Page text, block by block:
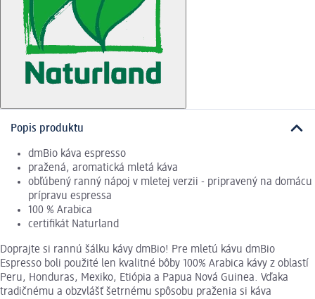
Popis produktu
dmBio káva espresso
pražená, aromatická mletá káva
obľúbený ranný nápoj v mletej verzii - pripravený na domácu
prípravu espressa
100 % Arabica
certifikát Naturland
Doprajte si rannú šálku kávy dmBio! Pre mletú kávu dmBio
Espresso boli použité len kvalitné bôby 100% Arabica kávy z oblastí
Peru, Honduras, Mexiko, Etiópia a Papua Nová Guinea. Vďaka
tradičnému a obzvlášť šetrnému spôsobu praženia si káva